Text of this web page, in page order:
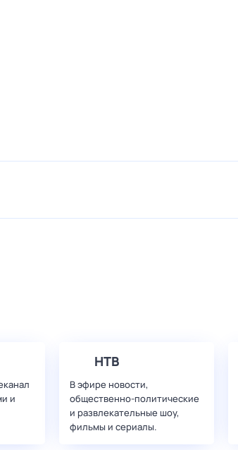
и
НТВ
В эфире новости,
общественно-политические
и развлекательные шоу,
фильмы и сериалы.